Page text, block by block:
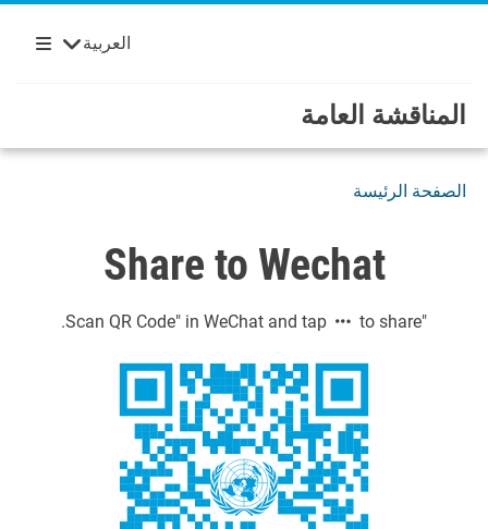
Skip to main content / navigation
مرحباً بكم في الأمم المتحدة English
Français
Español
العربية
المناقشة العامة
الصفحة الرئيسة
Share to Wechat
"Scan QR Code" in WeChat and tap
to share.